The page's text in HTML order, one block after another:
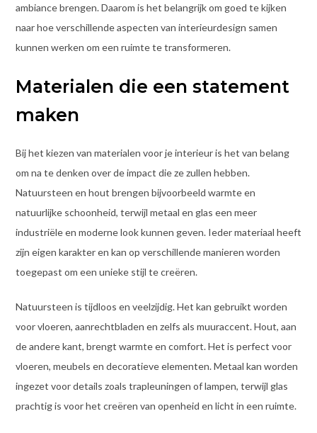
ambiance brengen. Daarom is het belangrijk om goed te kijken
naar hoe verschillende aspecten van interieurdesign samen
kunnen werken om een ruimte te transformeren.
Materialen die een statement
maken
Bij het kiezen van materialen voor je interieur is het van belang
om na te denken over de impact die ze zullen hebben.
Natuursteen en hout brengen bijvoorbeeld warmte en
natuurlijke schoonheid, terwijl metaal en glas een meer
industriële en moderne look kunnen geven. Ieder materiaal heeft
zijn eigen karakter en kan op verschillende manieren worden
toegepast om een unieke stijl te creëren.
Natuursteen is tijdloos en veelzijdig. Het kan gebruikt worden
voor vloeren, aanrechtbladen en zelfs als muuraccent. Hout, aan
de andere kant, brengt warmte en comfort. Het is perfect voor
vloeren, meubels en decoratieve elementen. Metaal kan worden
ingezet voor details zoals trapleuningen of lampen, terwijl glas
prachtig is voor het creëren van openheid en licht in een ruimte.